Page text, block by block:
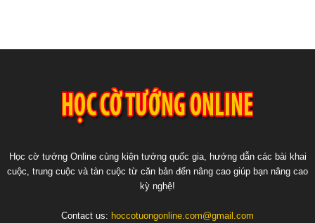
Học cờ tướng Online cùng kiện tướng quốc gia, hướng dẫn các bài khai
cuộc, trung cuộc và tàn cuộc từ căn bản đến nâng cao giúp bạn nâng cao
kỳ nghệ!
Contact us: hoccotuongonline.com@gmail.com